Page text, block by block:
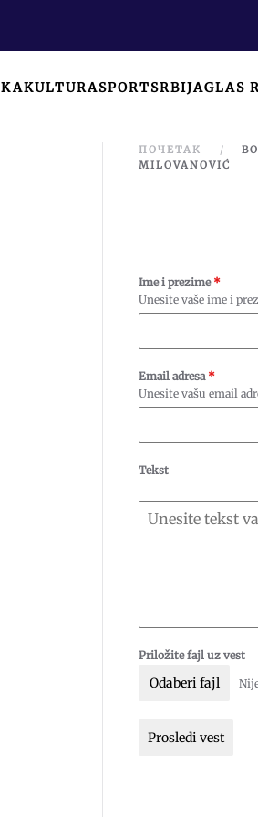
KULTURASPORTSRBIJAGLAS
ПОЧЕТАК
MILOVANOVIĆ
Ime i prezime *
Unesite vaše ime i
Email adresa *
Unesite vašu email
Tekst
Priložite fajl uz vest
Odaberi fajl
Prosledi vest